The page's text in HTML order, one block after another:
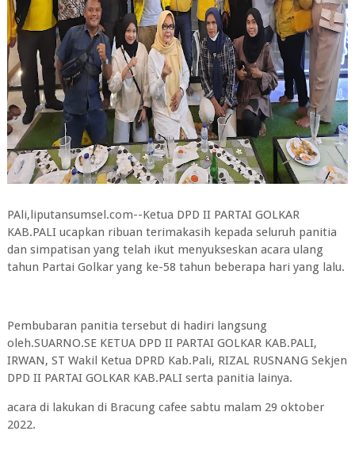
PAli,liputansumsel.com--Ketua DPD II PARTAI GOLKAR
KAB.PALI ucapkan ribuan terimakasih kepada seluruh panitia
dan simpatisan yang telah ikut menyukseskan acara ulang
tahun Partai Golkar yang ke-58 tahun beberapa hari yang lalu.
Pembubaran panitia tersebut di hadiri langsung
oleh.SUARNO.SE KETUA DPD II PARTAI GOLKAR KAB.PALI,
IRWAN, ST Wakil Ketua DPRD Kab.Pali, RIZAL RUSNANG Sekjen
DPD II PARTAI GOLKAR KAB.PALI serta panitia lainya.
acara di lakukan di Bracung cafee sabtu malam 29 oktober
2022.